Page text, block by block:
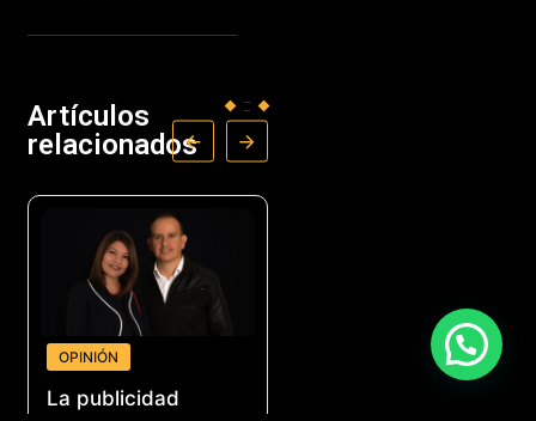
Artículos
relacionados
OPINIÓN
La publicidad